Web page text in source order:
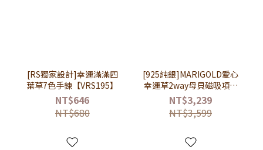
[RS獨家設計]幸運滿滿四
葉草7色手鍊【VRS195】
NT$646
NT$680
[925純銀]MARIGOLD愛心
幸運草2way母貝磁吸項鍊
【KMD328】-玫瑰金
NT$3,239
NT$3,599